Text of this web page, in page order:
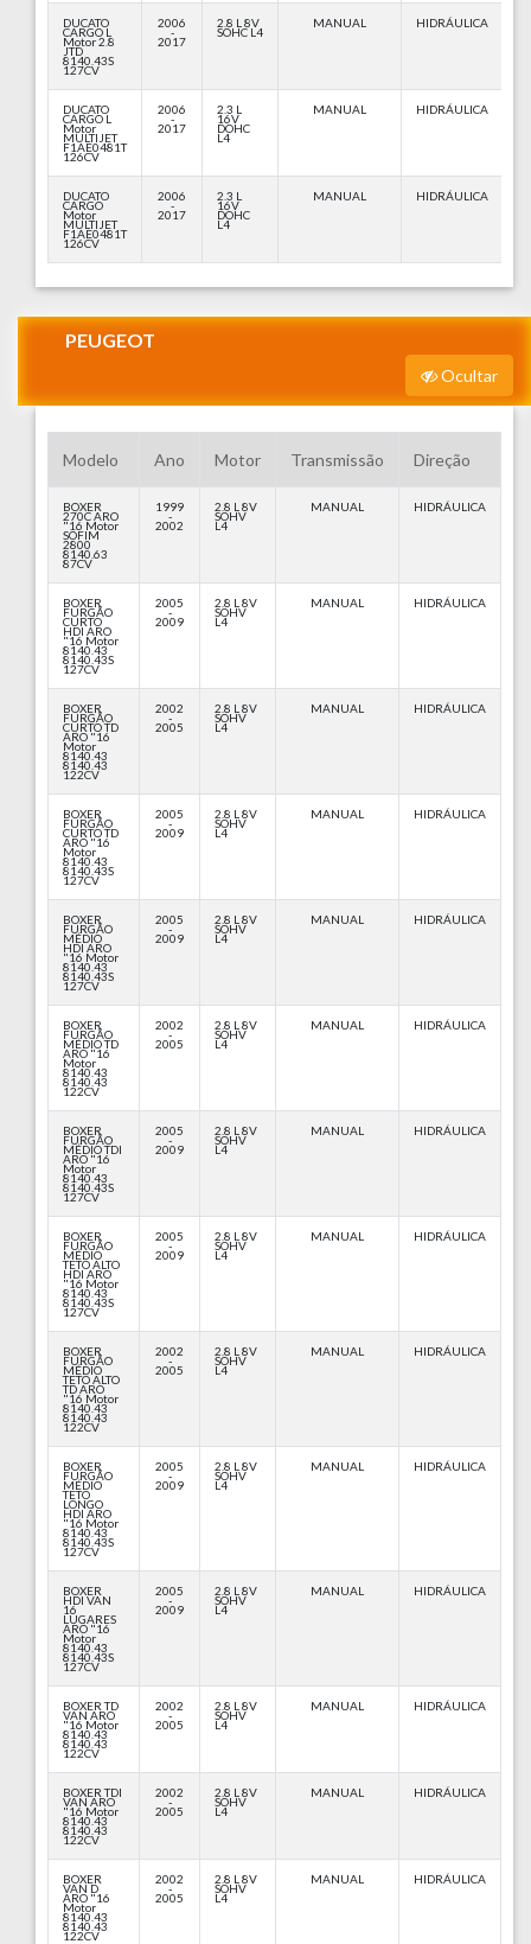
DUCATO
CARGO L
Motor 2.8
JTD
8140.43S
127CV
2006
-
2017
2.8 L 8V
SOHC L4
MANUAL HIDRÁULICA
DUCATO
CARGO L
Motor
MULTIJET
F1AE0481T
126CV
2006
-
2017
2.3 L
16V
DOHC
L4
MANUAL HIDRÁULICA
DUCATO
CARGO
Motor
MULTIJET
F1AE0481T
126CV
2006
-
2017
2.3 L
16V
DOHC
L4
MANUAL HIDRÁULICA
PEUGEOT
Ocultar
Modelo Ano Motor Transmissão Direção
BOXER
270C ARO
"16 Motor
SOFIM
2800
8140.63
87CV
1999
-
2002
2.8 L 8V
SOHV
L4
MANUAL HIDRÁULICA
BOXER
FURGÃO
CURTO
HDI ARO
"16 Motor
8140.43
8140.43S
127CV
2005
-
2009
2.8 L 8V
SOHV
L4
MANUAL HIDRÁULICA
BOXER
FURGÃO
CURTO TD
ARO "16
Motor
8140.43
8140.43
122CV
2002
-
2005
2.8 L 8V
SOHV
L4
MANUAL HIDRÁULICA
BOXER
FURGÃO
CURTO TD
ARO "16
Motor
8140.43
8140.43S
127CV
2005
-
2009
2.8 L 8V
SOHV
L4
MANUAL HIDRÁULICA
BOXER
FURGÃO
MÉDIO
HDI ARO
"16 Motor
8140.43
8140.43S
127CV
2005
-
2009
2.8 L 8V
SOHV
L4
MANUAL HIDRÁULICA
BOXER
FURGÃO
MÉDIO TD
ARO "16
Motor
8140.43
8140.43
122CV
2002
-
2005
2.8 L 8V
SOHV
L4
MANUAL HIDRÁULICA
BOXER
FURGÃO
MÉDIO TDI
ARO "16
Motor
8140.43
8140.43S
127CV
2005
-
2009
2.8 L 8V
SOHV
L4
MANUAL HIDRÁULICA
BOXER
FURGÃO
MÉDIO
TETO ALTO
HDI ARO
"16 Motor
8140.43
8140.43S
127CV
2005
-
2009
2.8 L 8V
SOHV
L4
MANUAL HIDRÁULICA
BOXER
FURGÃO
MÉDIO
TETO ALTO
TD ARO
"16 Motor
8140.43
8140.43
122CV
2002
-
2005
2.8 L 8V
SOHV
L4
MANUAL HIDRÁULICA
BOXER
FURGÃO
MÉDIO
TETO
LONGO
HDI ARO
"16 Motor
8140.43
8140.43S
127CV
2005
-
2009
2.8 L 8V
SOHV
L4
MANUAL HIDRÁULICA
BOXER
HDI VAN
16
LUGARES
ARO "16
Motor
8140.43
8140.43S
127CV
2005
-
2009
2.8 L 8V
SOHV
L4
MANUAL HIDRÁULICA
BOXER TD
VAN ARO
"16 Motor
8140.43
8140.43
122CV
2002
-
2005
2.8 L 8V
SOHV
L4
MANUAL HIDRÁULICA
BOXER TDI
VAN ARO
"16 Motor
8140.43
8140.43
122CV
2002
-
2005
2.8 L 8V
SOHV
L4
MANUAL HIDRÁULICA
BOXER
VAN D
ARO "16
Motor
8140.43
8140.43
122CV
2002
-
2005
2.8 L 8V
SOHV
L4
MANUAL HIDRÁULICA